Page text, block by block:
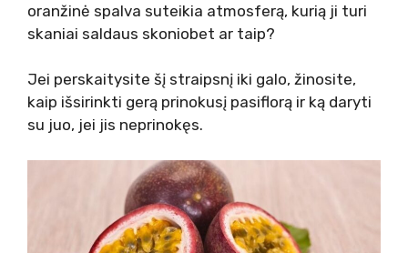
oranžinė spalva suteikia atmosferą, kurią ji turi
skaniai saldaus skoniobet ar taip?
Jei perskaitysite šį straipsnį iki galo, žinosite,
kaip išsirinkti gerą prinokusį pasiflorą ir ką daryti
su juo, jei jis neprinokęs.